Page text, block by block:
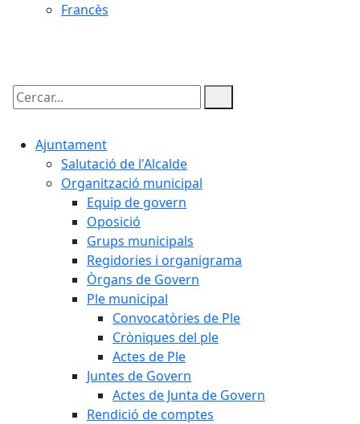
Francès
Cercar:
Ajuntament
Salutació de l'Alcalde
Organització municipal
Equip de govern
Oposició
Grups municipals
Regidories i organigrama
Òrgans de Govern
Ple municipal
Convocatòries de Ple
Cròniques del ple
Actes de Ple
Juntes de Govern
Actes de Junta de Govern
Rendició de comptes